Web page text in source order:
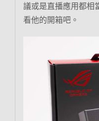
議或是直播應用都相
看他的開箱吧。